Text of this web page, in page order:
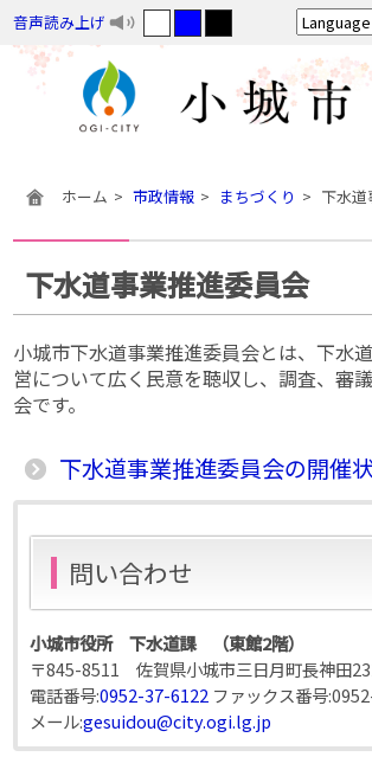
音声読み上げ
ホーム 市政情報 まちづくり 下水
下水道事業推進委員会
小城市下水道事業推進委員会とは、下水
営について広く民意を聴収し、調査、審
会です。
下水道事業推進委員会の開催
問い合わせ
小城市役所 下水道課 （東館2階）
〒845-8511 佐賀県小城市三日月町長神田
電話番号:0952-37-6122 ファックス番号:
メール:gesuidou@city.ogi.lg.jp